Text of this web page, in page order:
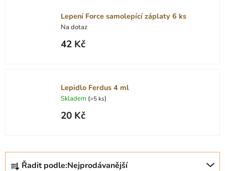
Lepení Force samolepící záplaty 6 ks
Na dotaz
42 Kč
Lepidlo Ferdus 4 ml
Skladem (>5 ks)
20 Kč
Ř
Řadit podle:Nejprodávanější